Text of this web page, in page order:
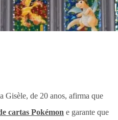
Gisèle, de 20 anos, afirma que
cartas Pokémon e garante que